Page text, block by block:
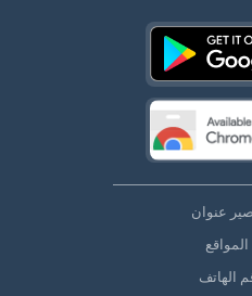
المواقع
الهاتف